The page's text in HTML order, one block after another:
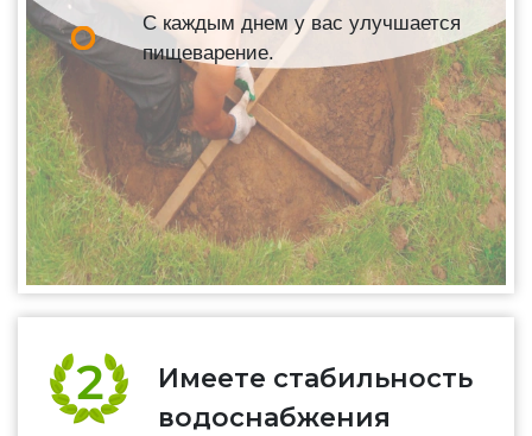
С каждым днем у вас улучшается
пищеварение.
Имеете стабильность
водоснабжения